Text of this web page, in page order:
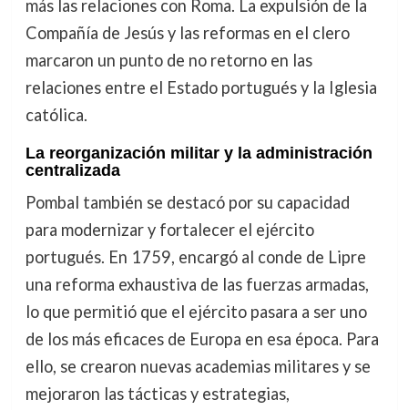
más las relaciones con Roma. La expulsión de la
Compañía de Jesús y las reformas en el clero
marcaron un punto de no retorno en las
relaciones entre el Estado portugués y la Iglesia
católica.
La reorganización militar y la administración
centralizada
Pombal también se destacó por su capacidad
para modernizar y fortalecer el ejército
portugués. En 1759, encargó al conde de Lipre
una reforma exhaustiva de las fuerzas armadas,
lo que permitió que el ejército pasara a ser uno
de los más eficaces de Europa en esa época. Para
ello, se crearon nuevas academias militares y se
mejoraron las tácticas y estrategias,